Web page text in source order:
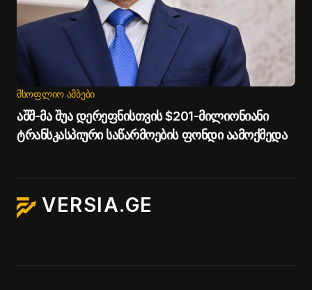
ᲛᲡᲝᲤᲚᲘᲝ ᲐᲛᲑᲔᲑᲘ
აშშ-მა შუა დერეფნისთვის $201-მილიონიანი
ტრანსკასპიური საწარმოების ფონდი აამოქმედა
VERSIA.GE